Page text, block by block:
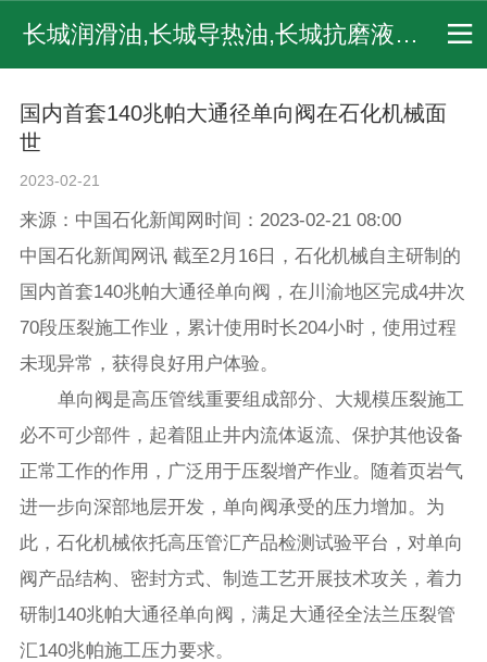
长城润滑油,长城导热油,长城抗磨液压油,长城齿轮油,长城润滑脂,长城船用油,长城发动机油,长城柴油机油
国内首套140兆帕大通径单向阀在石化机械面
世
2023-02-21
来源：中国石化新闻网时间：2023-02-21 08:00
中国石化新闻网讯 截至2月16日，石化机械自主研制的
国内首套140兆帕大通径单向阀，在川渝地区完成4井次
70段压裂施工作业，累计使用时长204小时，使用过程
未现异常，获得良好用户体验。
单向阀是高压管线重要组成部分、大规模压裂施工
必不可少部件，起着阻止井内流体返流、保护其他设备
正常工作的作用，广泛用于压裂增产作业。随着页岩气
进一步向深部地层开发，单向阀承受的压力增加。为
此，石化机械依托高压管汇产品检测试验平台，对单向
阀产品结构、密封方式、制造工艺开展技术攻关，着力
研制140兆帕大通径单向阀，满足大通径全法兰压裂管
汇140兆帕施工压力要求。